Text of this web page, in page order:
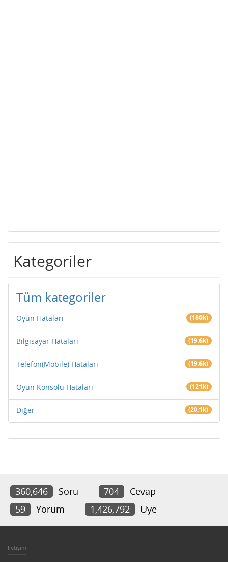
Kategoriler
Tüm kategoriler
Oyun Hataları (180k)
Bilgisayar Hataları (19.6k)
Telefon(Mobile) Hataları (19.6k)
Oyun Konsolu Hataları (121k)
Diğer (20.1k)
360,646 Soru 704
Cevap
59
Yorum 1,426,792 Üye
İletişim